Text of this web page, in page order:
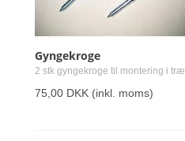
Gyngekroge
2 stk gyngekroge til montering i træ
75,00 DKK (inkl. moms)